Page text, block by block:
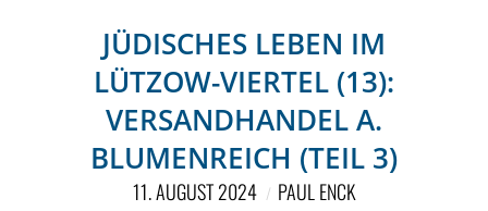
ÜBER UNS
RUBRIKEN
NETZWERK
SPONSORING
JÜDISCHES LEBEN IM
LÜTZOW-VIERTEL (13):
VERSANDHANDEL A.
BLUMENREICH (TEIL 3)
11. AUGUST 2024 PAUL ENCK